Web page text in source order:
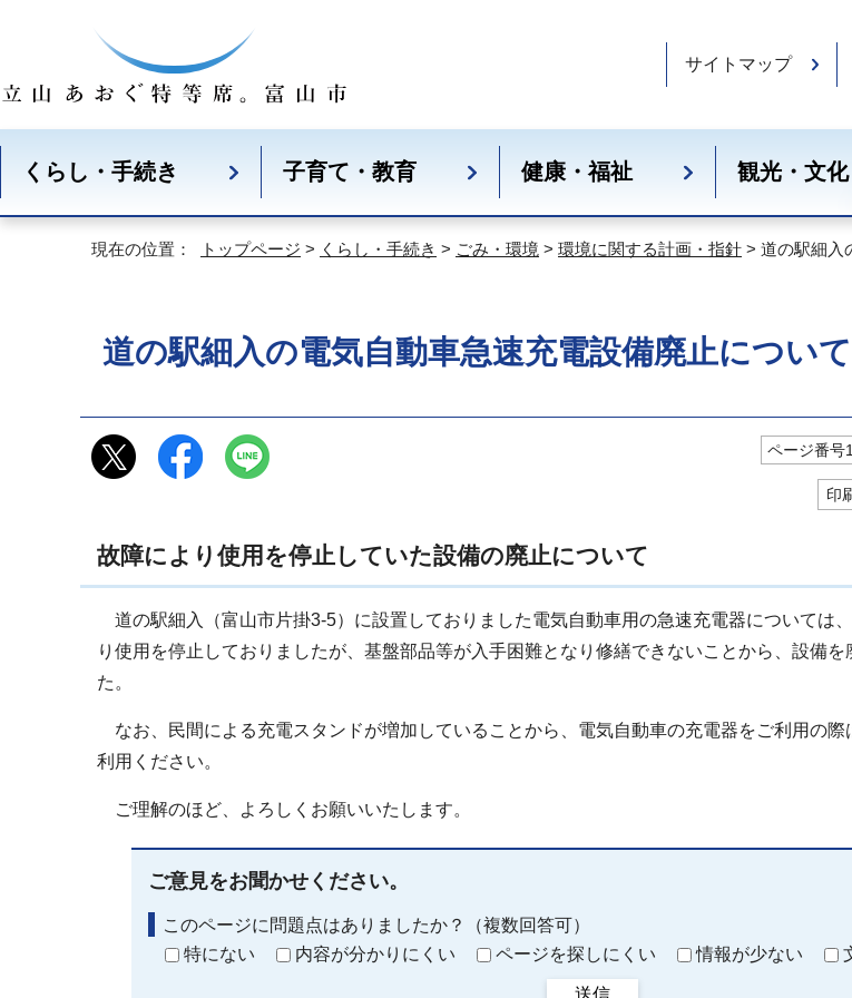
サイトマップ
くらし・手続き 子育て・教育 健康・福祉 観光・文
現在の位置： トップページ > くらし・手続き > ごみ・環境 > 環境に関する計画・指針 > 道の駅細入
道の駅細入の電気自動車急速充電設備廃止について
ページ番号
印
故障により使用を停止していた設備の廃止について
道の駅細入（富山市片掛3-5）に設置しておりました電気自動車用の急速充電器については
り使用を停止しておりましたが、基盤部品等が入手困難となり修繕できないことから、設備
た。
なお、民間による充電スタンドが増加していることから、電気自動車の充電器をご利用の際
利用ください。
ご理解のほど、よろしくお願いいたします。
ご意見をお聞かせください。
このページに問題点はありましたか？（複数回答可）
特にない
内容が分かりにくい ページを探しにくい 情報が少ない